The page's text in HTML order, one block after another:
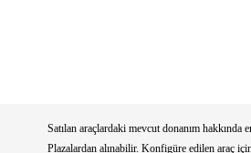
Satılan araçlardaki mevcut donanım hakkında
Plazalardan alınabilir. Konfigüre edilen araç